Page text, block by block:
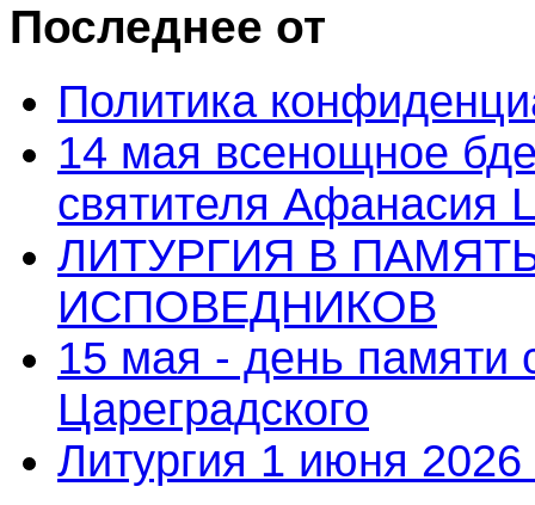
Последнее от
Политика
14 мая всенощное
святителя Афанасия
ЛИТУРГИЯ В
ИСПОВЕДНИКОВ
15 мая - день памяти
Цареградского
Литургия 1 июня 2026